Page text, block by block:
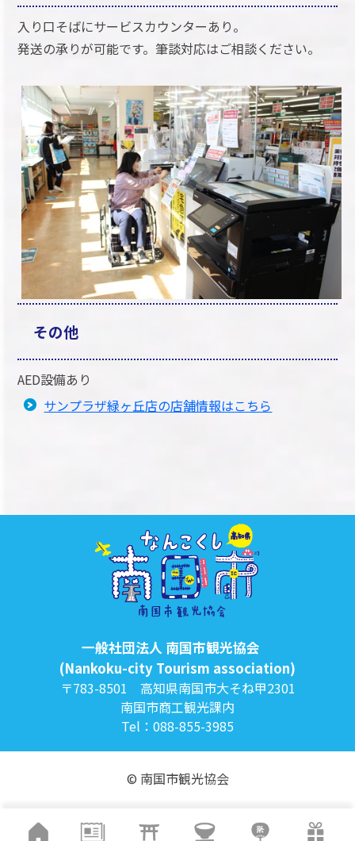
入り口そばにサービスカウンターあり。
発送の承りが可能です。筆談対応はご相談ください。
その他
AED設備あり
サンプラザ緑ヶ丘店の店舗情報はこちら
一般社団法人 南国市観光協会
(Nankoku-city Tourism association)
〒783-8501 高知県南国市大そね甲2301
南国市商工観光課内
Tel：088-855-3985
© 南国市観光協会